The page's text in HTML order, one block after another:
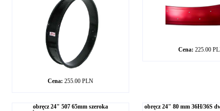
Cena: 255.00 PLN
Cena: 225.00
obręcz 24" 507 65mm szeroka
obręcz 24" 80 mm 36H/36S